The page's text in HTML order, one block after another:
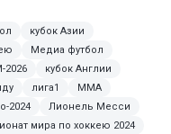
кубок Азии
Медиа футбол
2026
кубок Англии
лига1
ММА
2024
Лионель Месси
мира по хоккею 2024